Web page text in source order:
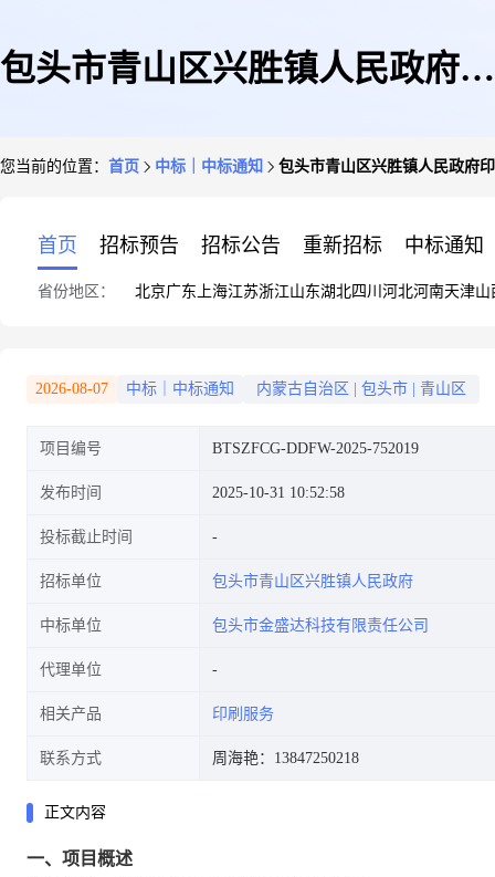
包头市青山区兴胜镇人民政府印
您当前的位置： 首页 中标｜中标通知 包头市青山区兴胜镇人民政府
首页 招标预告 招标公告 重新招标 中标通知
省份地区： 北京广东 上海江苏浙江山东湖北四川 河北河南天津山
2026-08-07 中标｜中标通知 内蒙古自治区 包头市 青山区
项目编号 BTSZFCG-DDFW-2025-752019
发布时间 2025-10-31 10:52:58
投标截止时间
招标单位 包头市青山区兴胜镇人民政府
中标单位 包头市金盛达科技有限责任公司
代理单位
相关产品 印刷服务
联系方式 周海艳：13847250218
正文内容
一、项目概述